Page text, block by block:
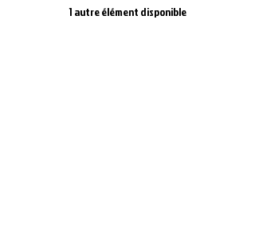
1 autre élément disponible